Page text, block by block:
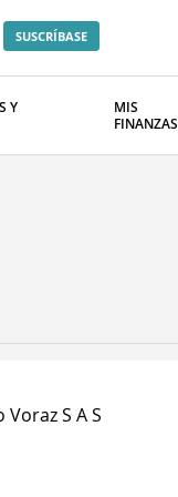
SUSCRÍBASE
Y
MIS
FINANZAS
Voraz S A S